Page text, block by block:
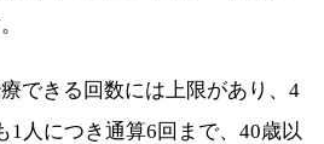
できる回数には上限があり、4
1人につき通算6回まで、40歳以